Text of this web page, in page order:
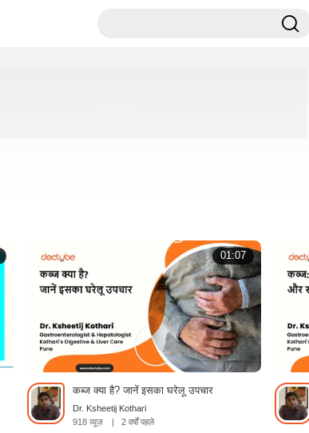
01:07
कब्ज क्या है? जानें इसका घरेलू उपचार
Dr. Ksheetij Kothari
918 व्यूज़
| 2 वर्षों पहले